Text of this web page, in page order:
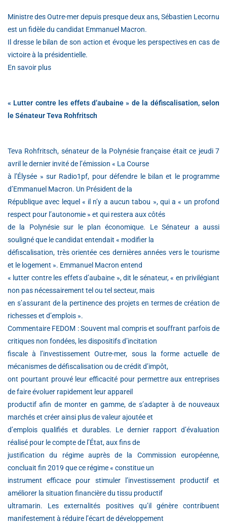
Ministre des Outre-mer depuis presque deux ans, Sébastien Lecornu
est un fidèle du candidat Emmanuel Macron.
Il dresse le bilan de son action et évoque les perspectives en cas de
victoire à la présidentielle.
En savoir plus
« Lutter contre les effets d’aubaine » de la défiscalisation, selon
le Sénateur Teva Rohfritsch
Teva Rohfritsch, sénateur de la Polynésie française était ce jeudi 7
avril le dernier invité de l’émission « La Course
à l’Élysée » sur Radio1pf, pour défendre le bilan et le programme
d’Emmanuel Macron. Un Président de la
République avec lequel « il n’y a aucun tabou », qui a « un profond
respect pour l’autonomie » et qui restera aux côtés
de la Polynésie sur le plan économique. Le Sénateur a aussi
souligné que le candidat entendait « modifier la
défiscalisation, très orientée ces dernières années vers le tourisme
et le logement ». Emmanuel Macron entend
« lutter contre les effets d’aubaine », dit le sénateur, « en privilégiant
non pas nécessairement tel ou tel secteur, mais
en s’assurant de la pertinence des projets en termes de création de
richesses et d’emplois ».
Commentaire FEDOM : Souvent mal compris et souffrant parfois de
critiques non fondées, les dispositifs d’incitation
fiscale à l’investissement Outre-mer, sous la forme actuelle de
mécanismes de défiscalisation ou de crédit d’impôt,
ont pourtant prouvé leur efficacité pour permettre aux entreprises
de faire évoluer rapidement leur appareil
productif afin de monter en gamme, de s’adapter à de nouveaux
marchés et créer ainsi plus de valeur ajoutée et
d’emplois qualifiés et durables. Le dernier rapport d’évaluation
réalisé pour le compte de l’État, aux fins de
justification du régime auprès de la Commission européenne,
concluait fin 2019 que ce régime « constitue un
instrument efficace pour stimuler l’investissement productif et
améliorer la situation financière du tissu productif
ultramarin. Les externalités positives qu’il génère contribuent
manifestement à réduire l’écart de développement